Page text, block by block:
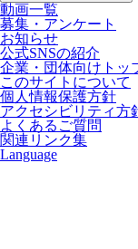
動画一覧
募集・アンケート
お知らせ
公式SNSの紹介
企業・団体向けトッ
このサイトについて
個人情報保護方針
アクセシビリティ方
よくあるご質問
関連リンク集
Language